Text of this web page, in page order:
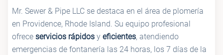
Mr. Sewer & Pipe LLC se destaca en el área de plomería
en Providence, Rhode Island. Su equipo profesional
ofrece servicios rápidos y eficientes, atendiendo
emergencias de fontanería las 24 horas, los 7 días de la